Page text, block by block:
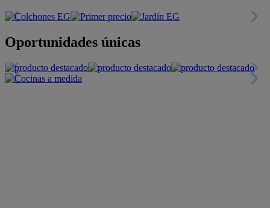
Oportunidades únicas